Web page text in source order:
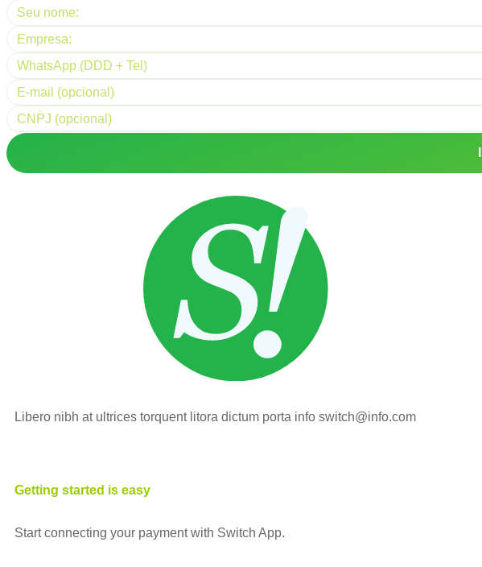
Libero nibh at ultrices torquent litora dictum porta info switch@info.com
Getting started is easy
Start connecting your payment with Switch App.